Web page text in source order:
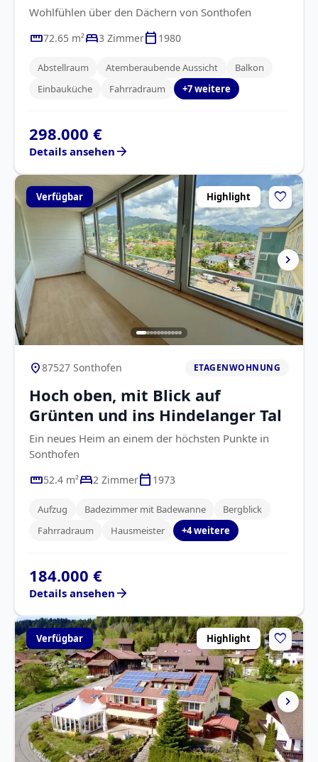
Wohlfühlen über den Dächern von Sonthofen
straighten72.65 m²bed3 Zimmercalendar_today 1980
Abstellraum Atemberaubende Aussicht
Balkon
Einbauküche
Fahrradraum +7 weitere
298.000 €
Details ansehen arrow_forward
chevron_right
Verfügbar favorite
Highlight
location_on87527 Sonthofen ETAGENWOHNUNG
Hoch oben, mit Blick auf
Grünten und ins Hindelanger Tal
Ein neues Heim an einem der höchsten Punkte in
Sonthofen
straighten52.4 m²bed2 Zimmercalendar_today 1973
Aufzug Badezimmer mit Badewanne
Bergblick
Fahrradraum
Hausmeister +4 weitere
184.000 €
Details ansehen arrow_forward
chevron_right
Verfügbar favorite
Highlight